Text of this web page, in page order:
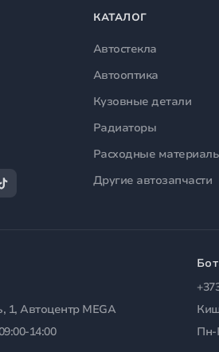
КАТАЛОГ
Автостекла
Автооптика
Кузовные детали
Радиаторы
Расходные
Другие автозапчасти
1, Автоцентр MEGA
14:00
Пн-